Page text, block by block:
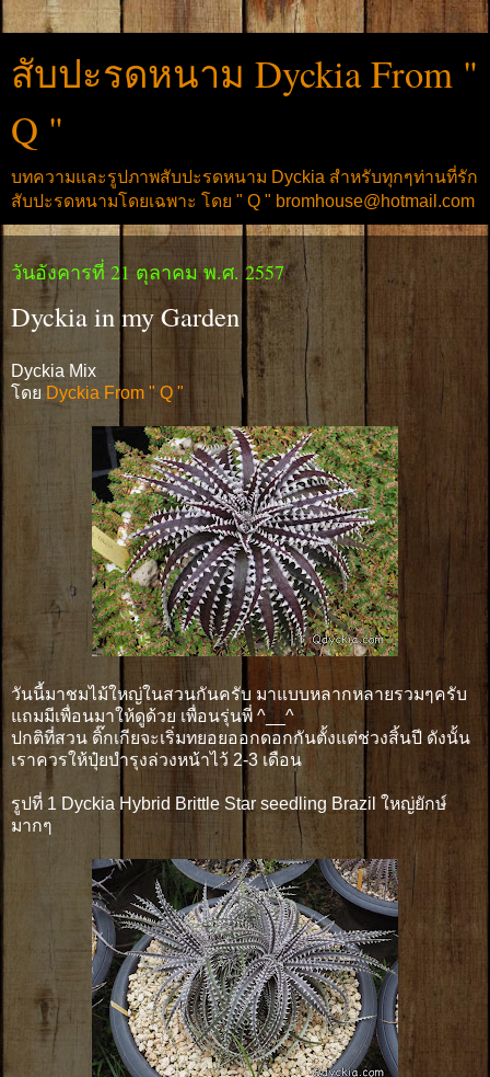
สับปะรดหนาม Dyckia From "
Q "
บทความและรูปภาพสับปะรดหนาม Dyckia สำหรับทุกๆท่านที่รัก
สับปะรดหนามโดยเฉพาะ โดย " Q " bromhouse@hotmail.com
วันอังคารที่ 21 ตุลาคม พ.ศ. 2557
Dyckia in my Garden
Dyckia Mix
โดย Dyckia From " Q "
วันนี้มาชมไม้ใหญ่ในสวนกันครับ มาแบบหลากหลายรวมๆครับ
แถมมีเพื่อนมาให้ดูด้วย เพื่อนรุ่นพี่ ^__^
ปกติที่สวน ดิ๊กเกียจะเริ่มทยอยออกดอกกันตั้งแต่ช่วงสิ้นปี ดังนั้น
เราควรให้ปุ๋ยบำรุงล่วงหน้าไว้ 2-3 เดือน
รูปที่ 1 Dyckia Hybrid Brittle Star seedling Brazil ใหญ่ยักษ์
มากๆ